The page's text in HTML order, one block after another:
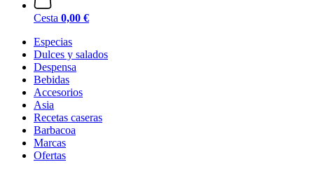
Cesta 0,00 €
Especias
Dulces y salados
Despensa
Bebidas
Accesorios
Asia
Recetas caseras
Barbacoa
Marcas
Ofertas